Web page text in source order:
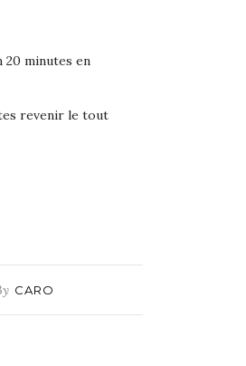
20 minutes en
revenir le tout
CARO